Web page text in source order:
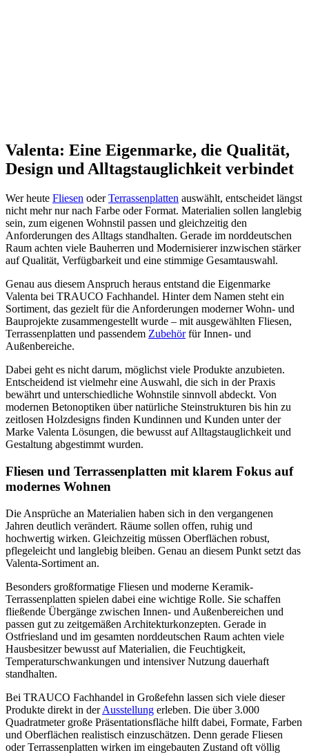
Valenta: Eine Eigenmarke, die Qualität,
Design und Alltagstauglichkeit verbindet
Wer heute Fliesen oderTerrassenplatten auswählt, entscheidet längst
nicht mehr nur nach Farbe oder Format. Materialien sollen langlebig
sein, zum eigenen Wohnstil passen und gleichzeitig den
Anforderungen des Alltags standhalten. Gerade im norddeutschen
Raum achten viele Bauherren und Modernisierer inzwischen stärker
auf Qualität, Verfügbarkeit und eine stimmige Gesamtauswahl.
Genau aus diesem Anspruch heraus entstand die Eigenmarke
Valenta bei TRAUCO Fachhandel. Hinter dem Namen steht ein
Sortiment, das gezielt für die Anforderungen moderner Wohn- und
Bauprojekte zusammengestellt wurde – mit ausgewählten Fliesen,
Terrassenplatten und passendem Zubehörfür Innen- und
Außenbereiche.
Dabei geht es nicht darum, möglichst viele Produkte anzubieten.
Entscheidend ist vielmehr eine Auswahl, die sich in der Praxis
bewährt und unterschiedliche Wohnstile sinnvoll abdeckt. Von
modernen Betonoptiken über natürliche Steinstrukturen bis hin zu
zeitlosen Holzdesigns finden Kundinnen und Kunden unter der
Marke Valenta Lösungen, die bewusst auf Alltagstauglichkeit und
Gestaltung abgestimmt wurden.
Fliesen und Terrassenplatten mit klarem Fokus auf
modernes Wohnen
Die Ansprüche an Materialien haben sich in den vergangenen
Jahren deutlich verändert. Räume sollen offen, ruhig und
hochwertig wirken. Gleichzeitig müssen Oberflächen robust,
pflegeleicht und langlebig bleiben. Genau an diesem Punkt setzt das
Valenta-Sortiment an.
Besonders großformatige Fliesen und moderne Keramik-
Terrassenplatten spielen dabei eine wichtige Rolle. Sie schaffen
fließende Übergänge zwischen Innen- und Außenbereichen und
passen gut zu zeitgemäßen Architekturkonzepten. Gerade in
Ostfriesland und im gesamten norddeutschen Raum achten viele
Hausbesitzer bewusst auf Materialien, die Feuchtigkeit,
Temperaturschwankungen und intensiver Nutzung dauerhaft
standhalten.
Bei TRAUCO Fachhandel in Großefehn lassen sich viele dieser
Produkte direkt in derAusstellung erleben. Die über 3.000
Quadratmeter große Präsentationsfläche hilft dabei, Formate, Farben
und Oberflächen realistisch einzuschätzen. Denn gerade Fliesen
oder Terrassenplatten wirken im eingebauten Zustand oft völlig